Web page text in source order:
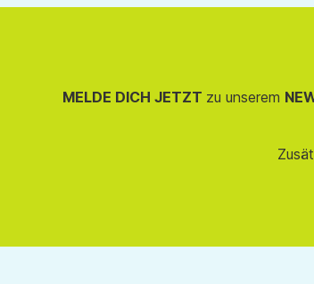
MELDE DICH JETZT zu unserem